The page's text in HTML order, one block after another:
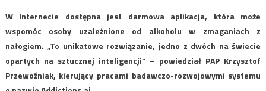
W Internecie dostępna jest darmowa aplikacja, która może
wspomóc osoby uzależnione od alkoholu w zmaganiach z
nałogiem. „To unikatowe rozwiązanie, jedno z dwóch na świecie
opartych na sztucznej inteligencji” – powiedział PAP Krzysztof
Przewoźniak, kierujący pracami badawczo-rozwojowymi systemu